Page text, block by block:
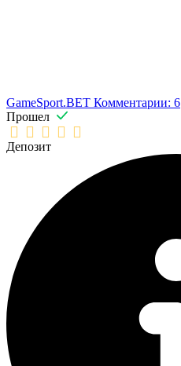
GameSport.BET Комментарии: 6
Прошел
Депозит